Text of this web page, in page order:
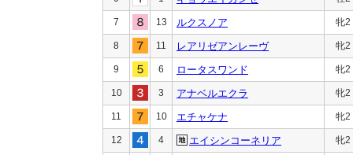
7 13 ルクスノア 牝2
8 11 レアリゼアンレーヴ 牝2
9 6 ロータスワンド 牝2
10 3 アナベルエクラ 牝2
11 10 エチャケナ 牝2
12 4 エイシンコーネリア 牝2